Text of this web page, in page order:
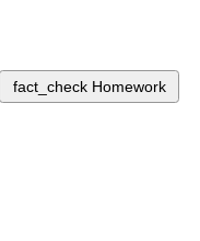
fact_check Homework